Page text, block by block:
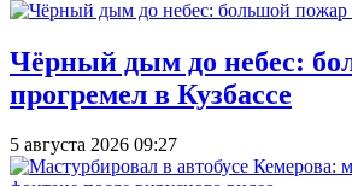
Чёрный дым до небес:
прогремел в Кузбассе
5 августа 2026 09:27